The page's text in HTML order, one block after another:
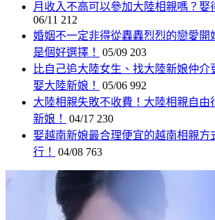
月收入不高可以參加大陸相親嗎？娶
06/11 212
婚姻不一定非得從轟轟烈烈的戀愛開
是個好選擇！
05/09 203
比自己追大陸女生、找大陸新娘仲介
娶大陸新娘！
05/06 992
大陸相親失敗不收費！大陸相親自由
新娘！
04/17 230
娶越南新娘最合理便宜的越南相親方
行！
04/08 763